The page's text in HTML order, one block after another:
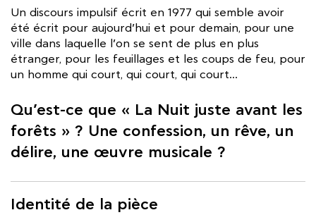
Un discours impulsif écrit en 1977 qui semble avoir
été écrit pour aujourd’hui et pour demain, pour une
ville dans laquelle l’on se sent de plus en plus
étranger, pour les feuillages et les coups de feu, pour
un homme qui court, qui court, qui court…
Qu’est-ce que « La Nuit juste avant les
forêts » ? Une confession, un rêve, un
délire, une œuvre musicale ?
Identité de la pièce